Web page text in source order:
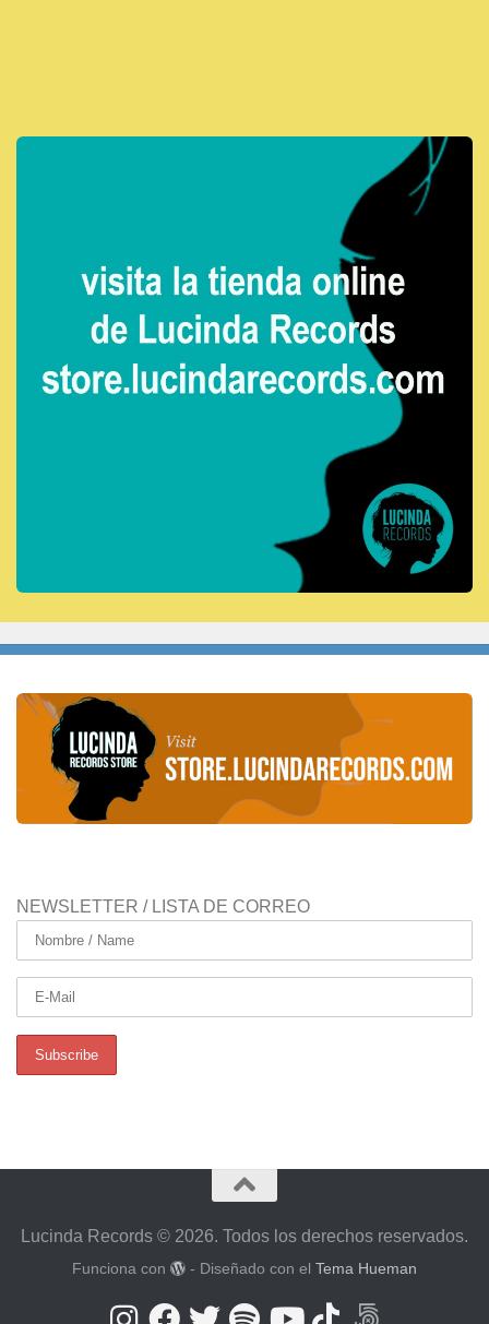
NEWSLETTER / LISTA DE CORREO
Lucinda Records © 2026. Todos los derechos reservados.
Funciona con - Diseñado con el Tema Hueman